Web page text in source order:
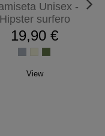
Unisex -
Hipster surfero
19,90 €
View